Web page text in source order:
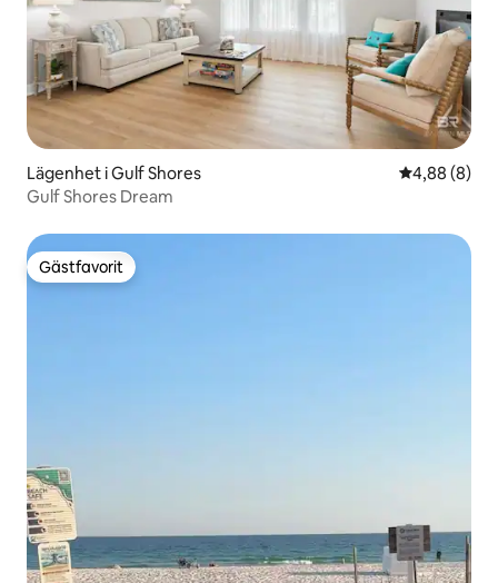
Lägenhet i Gulf Shores 4,88 av 5 i
4,88 (8)
Gulf Shores Dream
Gästfavorit
Gästfavorit